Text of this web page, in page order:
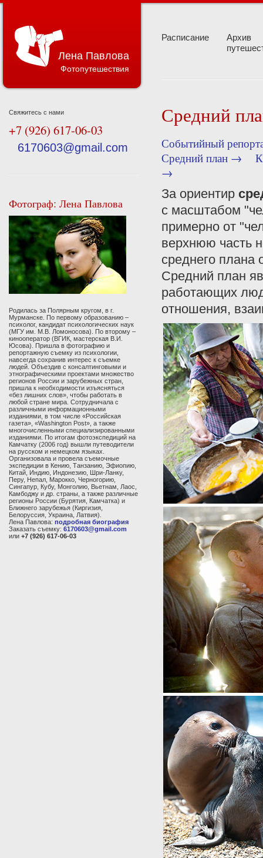
Лена Павлова
Фотопутешествия
Расписание
Архив
Свяжитесь с нами
+7 (926) 617-06-03
6170603@gmail.com
Фотограф: Лена Павлова
Родилась за Полярным кругом, в г.
Мурманске. По первому образованию –
психолог, кандидат психологических наук
(МГУ им. М.В. Ломоносова). По второму –
кинооператор (ВГИК, мастерская В.И.
Юсова). Пришла в фотографию и
репортажную съемку из психологии,
навсегда сохранив интерес к съемке
людей. Объездив с консалтинговыми и
этнографическими проектами множество
регионов России и зарубежных стран,
пришла к необходимости изъясняться
«без лишних слов», чтобы работать в
любой стране мира. Сотрудничала с
различными информационными
изданиями, в том числе «Российская
газета», «Washington Post», а также
многочисленными специализированными
изданиями. По итогам фотоэкспедиций на
Камчатку (2006 год) вышли путеводители
на русском и немецком языках.
Организовала и провела съемочные
экспедиции в Кению, Танзанию, Эфиопию,
Китай, Индию, Индонезию, Шри-Ланку,
Перу, Непал, Марокко, Черногорию,
Сингапур, Кубу, Монголию, Вьетнам, Лаос,
Камбоджу и др. страны, а также различные
регионы России (Бурятия, Камчатка) и
Ближнего зарубежья (Киргизия,
Белоруссия, Украина, Латвия).
Лена Павлова: подробная биография
Заказать съемку: 6170603@gmail.com
или +7 (926) 617-06-03
Средний
Событийный
Средний план →
→
За ориентир
с масштабом
примерно от
верхнюю часть
среднего плана
Средний план
работающих
отношения,